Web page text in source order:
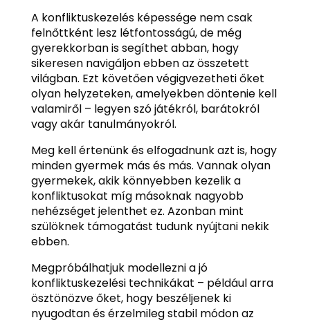
A konfliktuskezelés képessége nem csak
felnőttként lesz létfontosságú, de még
gyerekkorban is segíthet abban, hogy
sikeresen navigáljon ebben az összetett
világban. Ezt követően végigvezetheti őket
olyan helyzeteken, amelyekben döntenie kell
valamiről – legyen szó játékról, barátokról
vagy akár tanulmányokról.
Meg kell értenünk és elfogadnunk azt is, hogy
minden gyermek más és más. Vannak olyan
gyermekek, akik könnyebben kezelik a
konfliktusokat míg másoknak nagyobb
nehézséget jelenthet ez. Azonban mint
szülöknek támogatást tudunk nyújtani nekik
ebben.
Megpróbálhatjuk modellezni a jó
konfliktuskezelési technikákat – például arra
ösztönözve őket, hogy beszéljenek ki
nyugodtan és érzelmileg stabil módon az